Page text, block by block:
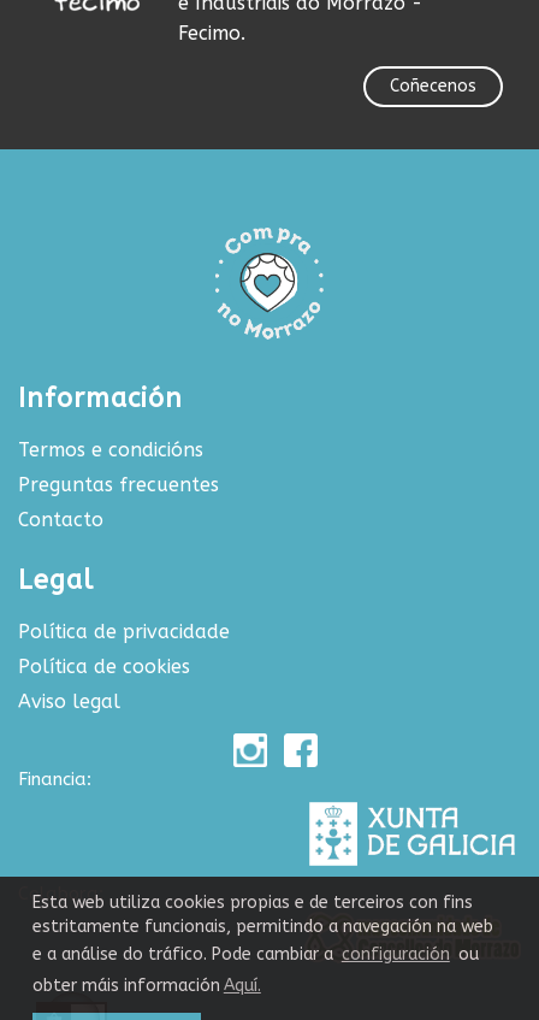
Fecimo.
Coñecenos
Información
Termos e condicións
Preguntas frecuentes
Contacto
Legal
Política de privacidade
Política de cookies
Aviso legal
Financia:
Colabora:
Esta web utiliza cookies propias e de terceiros con fins
estritamente funcionais, permitindo a navegación na web
e a análise do tráfico. Pode cambiar a configuración ou
obter máis información Aquí.